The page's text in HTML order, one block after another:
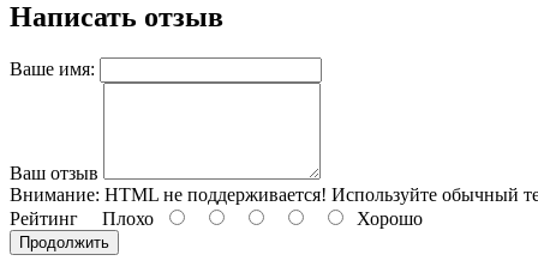
Написать отзыв
Ваше имя:
Ваш отзыв
Внимание: HTML не поддерживается! Используйте обычный
Рейтинг Плохо Хорошо
Продолжить